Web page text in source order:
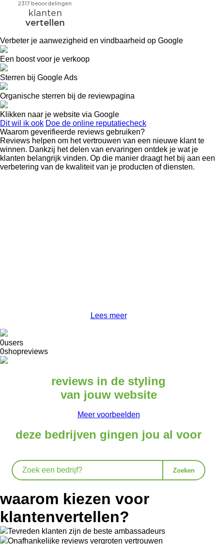
Verbeter je aanwezigheid en vindbaarheid op Google
Een boost voor je verkoop
Sterren bij Google Ads
Organische sterren bij de reviewpagina
Klikken naar je website via Google
Dit wil ik ook Doe de online reputatiecheck
Waarom geverifieerde reviews gebruiken?
Reviews helpen om het vertrouwen van een nieuwe klant te
winnen. Dankzij het delen van ervaringen ontdek je wat je
klanten belangrijk vinden. Op die manier draagt het bij aan een
verbetering van de kwaliteit van je producten of diensten.
Lees meer
0users
0shopreviews
reviews in de styling
van jouw website
Meer voorbeelden
deze bedrijven gingen jou al voor
Zoeken
waarom kiezen voor
klantenvertellen?
Tevreden klanten zijn de beste ambassadeurs
Onafhankelijke reviews vergroten vertrouwen